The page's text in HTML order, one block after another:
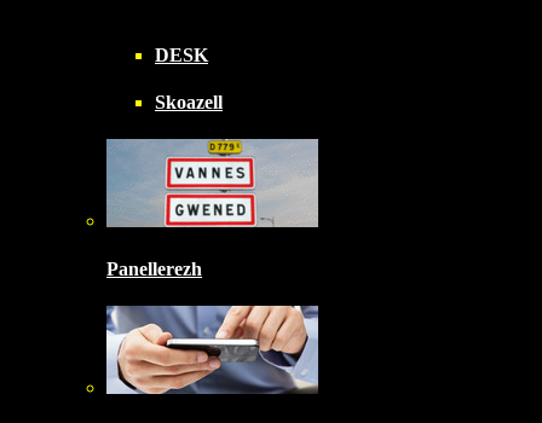
DESK
Skoazell
Panellerezh